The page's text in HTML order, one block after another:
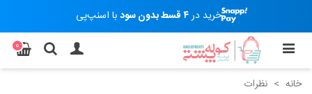
خرید در۴ قسط بدون سود با اسنپ‌پی
0
خانه > نظرات